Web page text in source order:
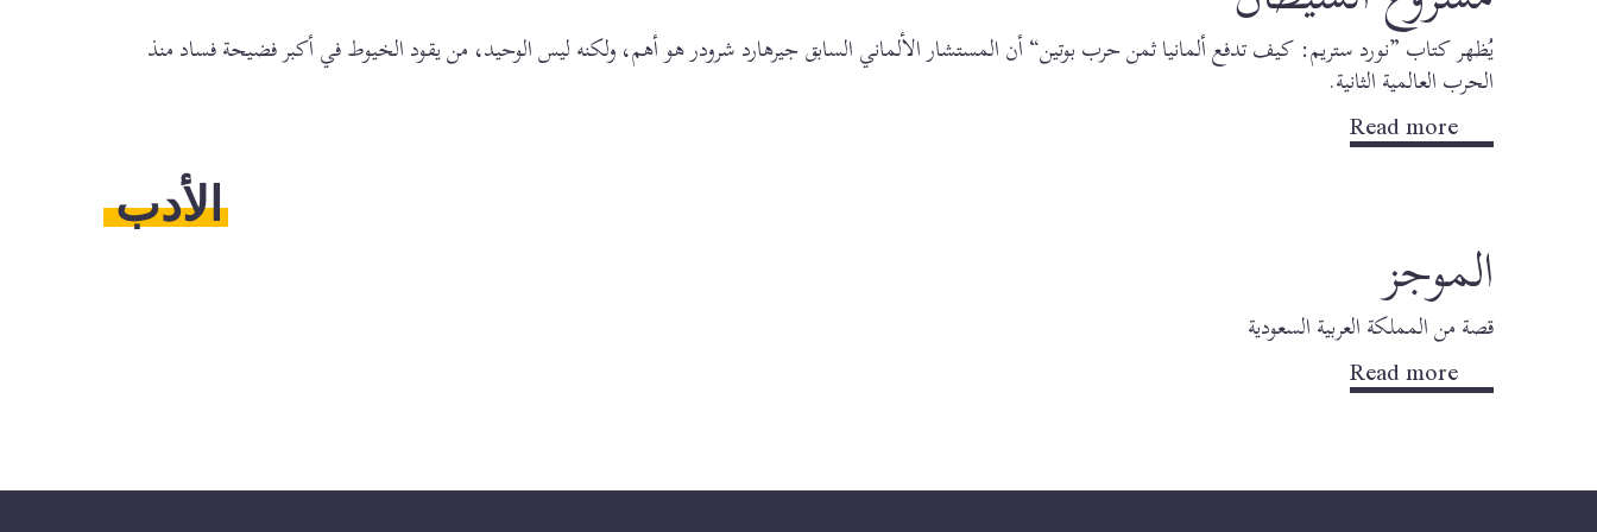
يُظهر كتاب ”نورد ستريم: كيف تدفع ألمانيا ثمن حرب بوتين“ أن المستشار الألماني السابق جيرهارد شرودر هو أهم، ولكنه ليس الوحيد، من يقود الخيوط في أكبر فضيحة فساد منذ
الحرب العالمية الثانية.
Read more
الأدب
الموجز
قصة من المملكة العربية السعودية
Read more